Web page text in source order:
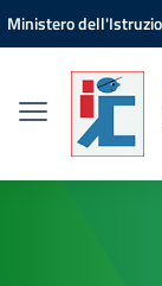
Vai ai contenuti
Vai al menu di
Vai al footer
Ministero